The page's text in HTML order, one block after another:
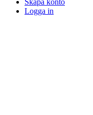
Skapa konto
Logga in